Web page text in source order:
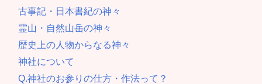
古事記・日本書紀の神々
霊山・自然山岳の神々
歴史上の人物からなる神々
神社について
Q.神社のお参りの仕方・作法って？